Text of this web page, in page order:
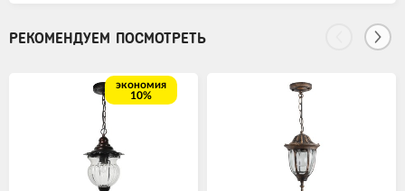
РЕКОМЕНДУЕМ ПОСМОТРЕТЬ
экономия
10%